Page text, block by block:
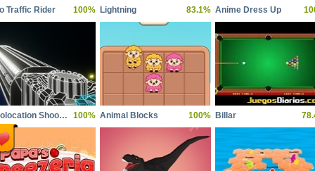
Traffic Rider 100% Lightning 83.1% Anime Dress Up
Echolocation Shooter 100% Animal Blocks 100% Billar